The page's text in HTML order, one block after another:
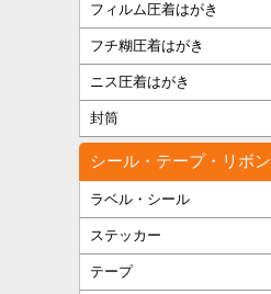
フィルム圧着はがき
フチ糊圧着はがき
ニス圧着はがき
封筒
シール・テープ・リボン
ラベル・シール
ステッカー
テープ